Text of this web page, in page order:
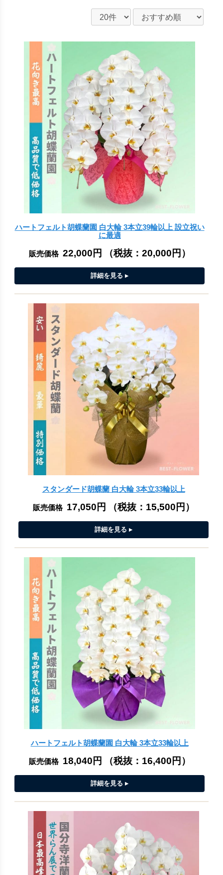
ハートフェルト胡蝶蘭園 白大輪 3本立39輪以上 設立祝い
に最適
販売価格 22,000円 （税抜： 20,000円 ）
スタンダード胡蝶蘭 白大輪 3本立33輪以上
販売価格 17,050円 （税抜： 15,500円 ）
ハートフェルト胡蝶蘭園 白大輪 3本立33輪以上
販売価格 18,040円 （税抜： 16,400円 ）